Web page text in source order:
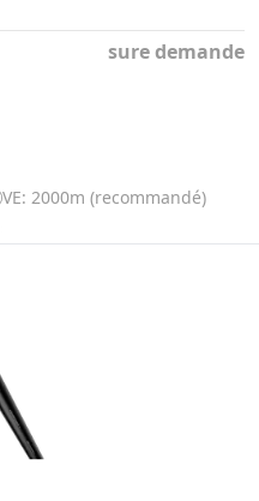
sure demande
VE: 2000m (recommandé)